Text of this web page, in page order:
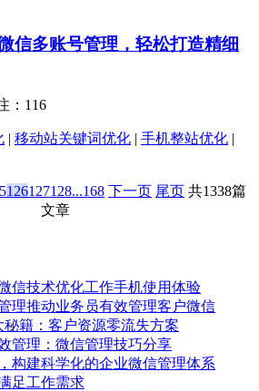
信多账号管理，轻松打造精细
：116
| 移动站关键词优化 | 手机整站优化 |
126127128...168 下一页 尾页 共1338篇
文章
信技术优化工作手机使用体验
理推动业务员有效管理客户微信
籍：客户资源零流失方案
管理：微信管理技巧分享
构建科学化的企业微信管理体系
足工作需求